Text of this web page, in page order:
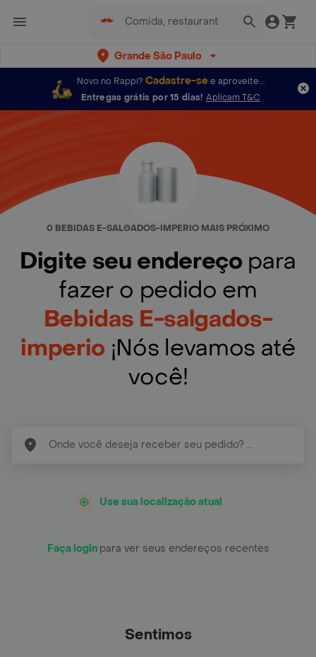
Grande São Paulo
Novo no Rappi? Cadastre-se e aproveite...
Entregas grátis por 15 dias! Aplicam T&C
0 BEBIDAS E-SALGADOS-IMPERIO MAIS PRÓXIMO
Digite seu endereço para
fazer o pedido em
Bebidas E-salgados-
imperio ¡Nós levamos até
você!
Use sua localização atual
Faça login para ver seus endereços recentes
Sentimos